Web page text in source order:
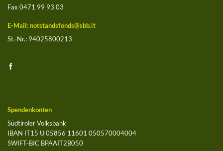
Fax 0471 99 93 03
E-Mail: notstandsfonds@sbb.it
St.-Nr.: 94025800213
Spendenkonten
Südtiroler Volksbank
IBAN IT15 U 05856 11601 050570004004
SWIFT-BIC BPAAIT2B050